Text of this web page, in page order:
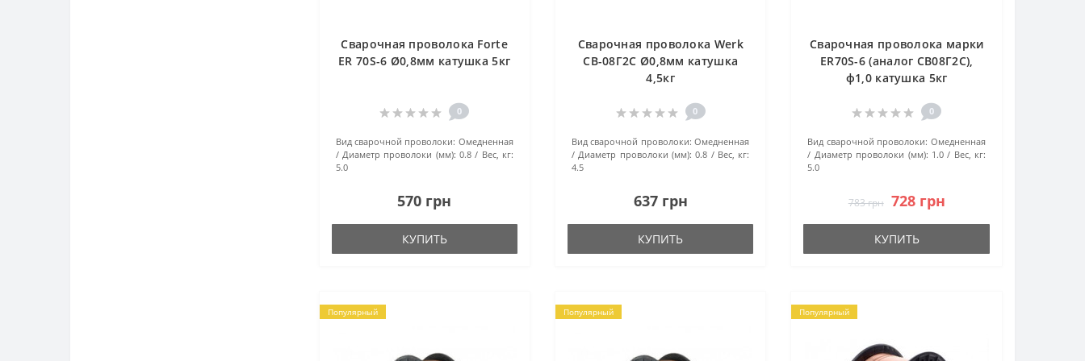
Сварочная проволока Forte
ER 70S-6 Ø0,8мм катушка 5кг
0
Вид сварочной проволоки: Омедненная
Диаметр проволоки (мм): 0.8
Вес, кг:
5.0
570 грн
КУПИТЬ
Сварочная проволока Werk
СВ-08Г2С Ø0,8мм катушка
4,5кг
0
Вид сварочной проволоки: Омедненная
Диаметр проволоки (мм): 0.8
Вес, кг:
4.5
637 грн
КУПИТЬ
Сварочная проволока марки
ER70S-6 (аналог СВ08Г2С),
ф1,0 катушка 5кг
0
Вид сварочной проволоки: Омедненная
Диаметр проволоки (мм): 1.0
Вес, кг:
5.0
783 грн 728 грн
КУПИТЬ
Популярный Популярный Популярный